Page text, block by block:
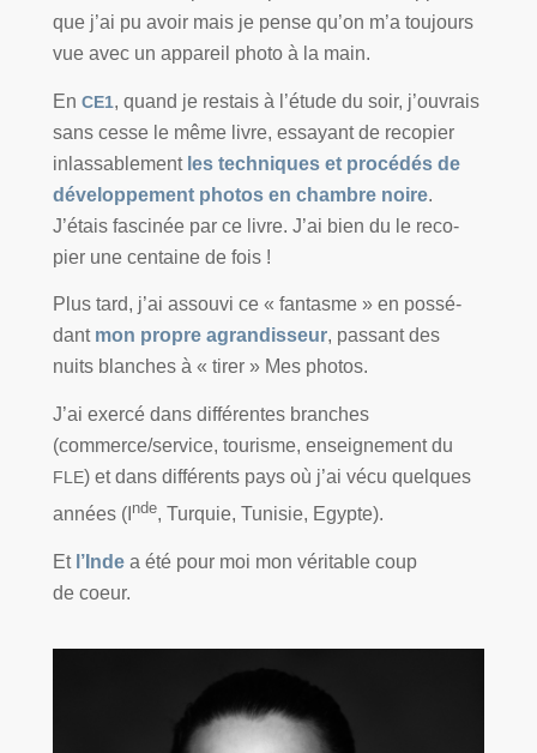
que j’ai pu avoir mais je pense qu’on m’a tou­jours
vue avec un appa­reil pho­to à la main.
En CE1, quand je res­tais à l’étude du soir, j’ouvrais
sans cesse le même livre, essayant de reco­pier
inlas­sa­ble­ment les tech­niques et pro­cé­dés de
déve­lop­pe­ment pho­tos en chambre noire.
J’étais fas­ci­née par ce livre. J’ai bien du le reco­
pier une cen­taine de fois !
Plus tard, j’ai assou­vi ce « fan­tasme » en pos­sé­
dant mon propre agran­dis­seur, pas­sant des
nuits blanches à « tirer » Mes photos.
J’ai exer­cé dans dif­fé­rentes branches
(commerce/service, tou­risme, ensei­gne­ment du
FLE) et dans dif­fé­rents pays où j’ai vécu quelques
années (I nde, Turquie, Tunisie, Egypte).
Et l’Indea été pour moi mon véri­table coup
de coeur.